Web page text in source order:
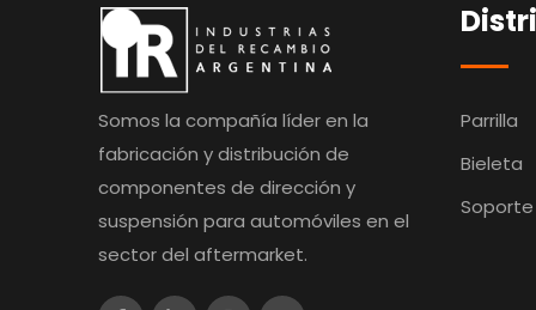
Somos la compañía líder en la
fabricación y distribución de
componentes de dirección y
suspensión para automóviles en el
sector del aftermarket.
Parrilla
Bieleta